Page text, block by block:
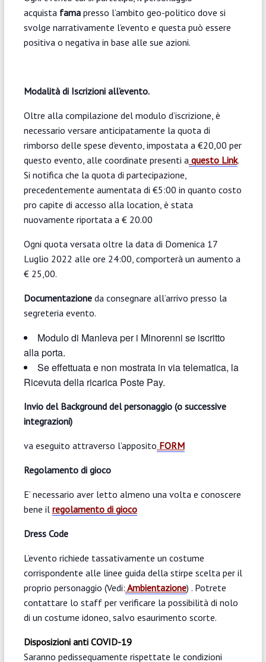
acquista fama presso l’ambito geo-politico dove si
svolge narrativamente l’evento e questa può essere
positiva o negativa in base alle sue azioni.
Modalità di Iscrizioni all’evento.
Oltre alla compilazione del modulo d’iscrizione, è
necessario versare anticipatamente la quota di
rimborso delle spese d’evento, impostata a €20,00 per
questo evento, alle coordinate presenti aquesto Link.
Si notifica che la quota di partecipazione,
precedentemente aumentata di €5:00 in quanto costo
pro capite di accesso alla location, è stata
nuovamente riportata a € 20.00
Ogni quota versata oltre la data di Domenica 17
Luglio 2022 alle ore 24:00, comporterà un aumento a
€ 25,00.
Documentazione da consegnare all’arrivo presso la
segreteria evento.
Modulo di Manleva per i Minorenni se iscritto
alla porta.
Se effettuata e non mostrata in via telematica, la
Ricevuta della ricarica Poste Pay.
Invio del Background del personaggio (o successive
integrazioni)
va eseguito attraverso l’apposito FORM
Regolamento di gioco
E’ necessario aver letto almeno una volta e conoscere
bene il regolamento di gioco
Dress Code
L’evento richiede tassativamente un costume
corrispondente alle linee guida della stirpe scelta per il
proprio personaggio (Vedi: Ambientazione) . Potrete
contattare lo staff per verificare la possibilità di nolo
di un costume idoneo, salvo esaurimento scorte.
Disposizioni anti COVID-19
Saranno pedissequamente rispettate le condizioni